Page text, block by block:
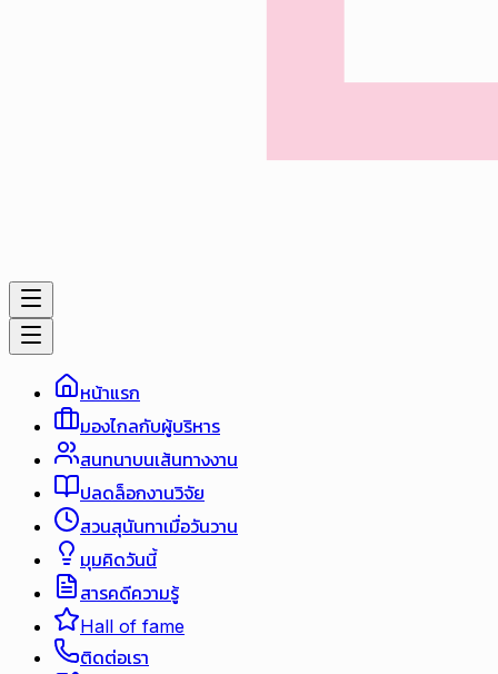
หน้าแรก
มองไกลกับผู้บริหาร
สนทนาบนเส้นทางงาน
ปลดล็อกงานวิจัย
สวนสุนันทาเมื่อวันวาน
มุมคิดวันนี้
สารคดีความรู้
Hall of fame
ติดต่อเรา